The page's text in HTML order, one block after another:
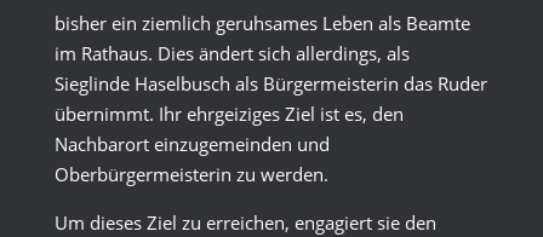
bisher ein ziemlich geruhsames Leben als Beamte
im Rathaus. Dies ändert sich allerdings, als
Sieglinde Haselbusch als Bürgermeisterin das Ruder
übernimmt. Ihr ehrgeiziges Ziel ist es, den
Nachbarort einzugemeinden und
Oberbürgermeisterin zu werden.
Um dieses Ziel zu erreichen, engagiert sie den